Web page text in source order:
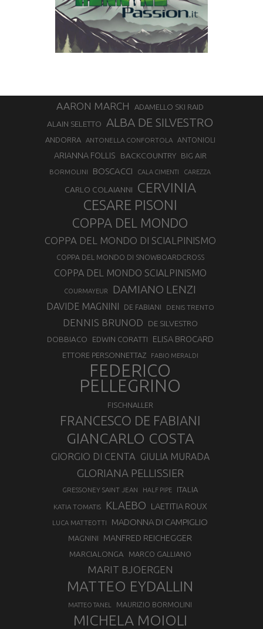
AARON MARCH ADAMELLO SKI RAID
ALAIN SELETTO ALBA DE SILVESTRO
ANDORRA ANTONELLA CONFORTOLA ANTONIOLI
ARIANNA FOLLIS BACKCOUNTRY BIG AIR
BORMOLINI BOSCACCI CALA CIMENTI CAREZZA
CARLO COLAIANNI CERVINIA
CESARE PISONI
COPPA DEL MONDO
COPPA DEL MONDO DI SCIALPINISMO
COPPA DEL MONDO DI SNOWBOARDCROSS
COPPA DEL MONDO SCIALPINISMO
COURMAYEUR DAMIANO LENZI
DAVIDE MAGNINI DE FABIANI DENIS TRENTO
DENNIS BRUNOD DE SILVESTRO
DOBBIACO EDWIN CORATTI ELISA BROCARD
ETTORE PERSONNETTAZ FABIO MERALDI
FEDERICO
PELLEGRINO
FISCHNALLER
FRANCESCO DE FABIANI
GIANCARLO COSTA
GIORGIO DI CENTA GIULIA MURADA
GLORIANA PELLISSIER
GRESSONEY SAINT JEAN HALF PIPE ITALIA
KATIA TOMATIS KLAEBO LAETITIA ROUX
LUCA MATTEOTTI MADONNA DI CAMPIGLIO
MAGNINI MANFRED REICHEGGER
MARCIALONGA MARCO GALLIANO
MARIT BJOERGEN
MATTEO EYDALLIN
MATTEO TANEL MAURIZIO BORMOLINI
MICHELA MOIOLI